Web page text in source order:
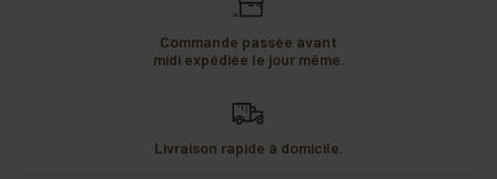
Commande passée avant
midi expédiée le jour même.
Livraison rapide à domicile.